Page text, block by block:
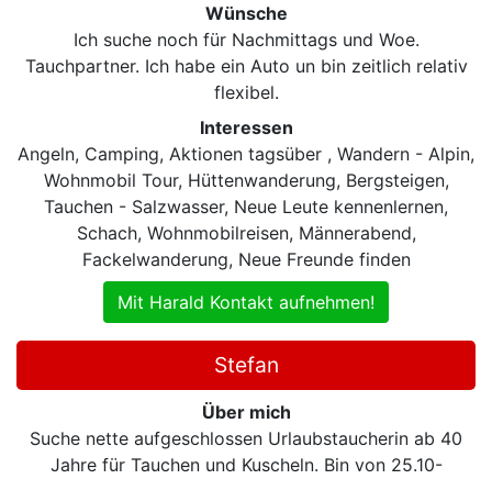
Wünsche
Ich suche noch für Nachmittags und Woe.
Tauchpartner. Ich habe ein Auto un bin zeitlich relativ
flexibel.
Interessen
Angeln, Camping, Aktionen tagsüber , Wandern - Alpin,
Wohnmobil Tour, Hüttenwanderung, Bergsteigen,
Tauchen - Salzwasser, Neue Leute kennenlernen,
Schach, Wohnmobilreisen, Männerabend,
Fackelwanderung, Neue Freunde finden
Mit Harald Kontakt aufnehmen!
Stefan
Über mich
Suche nette aufgeschlossen Urlaubstaucherin ab 40
Jahre für Tauchen und Kuscheln. Bin von 25.10-